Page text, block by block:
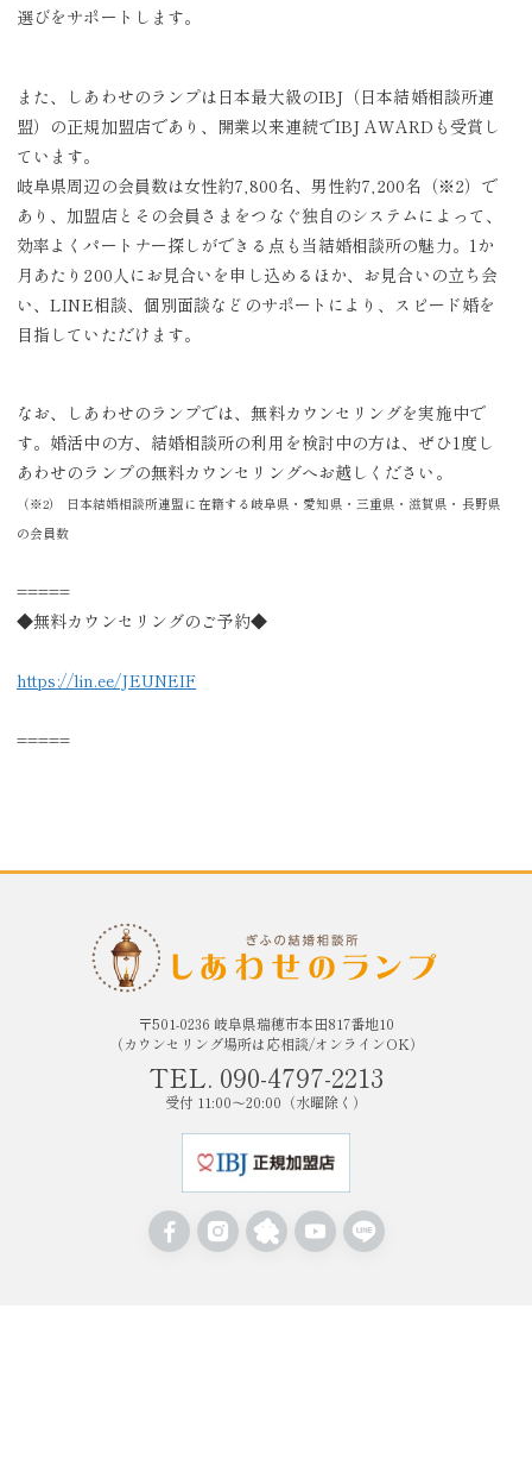
選びをサポートします。
また、しあわせのランプは日本最大級のIBJ（日本結婚相談所連
盟）の正規加盟店であり、開業以来連続でIBJ AWARDも受賞し
ています。
岐阜県周辺の会員数は女性約7,800名、男性約7,200名（※2）で
あり、加盟店とその会員さまをつなぐ独自のシステムによって、
効率よくパートナー探しができる点も当結婚相談所の魅力。1か
月あたり200人にお見合いを申し込めるほか、お見合いの立ち会
い、LINE相談、個別面談などのサポートにより、スピード婚を
目指していただけます。
なお、しあわせのランプでは、無料カウンセリングを実施中で
す。婚活中の方、結婚相談所の利用を検討中の方は、ぜひ1度し
あわせのランプの無料カウンセリングへお越しください。
（※2） 日本結婚相談所連盟に在籍する岐阜県・愛知県・三重県・滋賀県・長野県
の会員数
=====
◆無料カウンセリングのご予約◆
https://lin.ee/JEUNEIF
=====
〒501-0236 岐阜県瑞穂市本田817番地10
（カウンセリング場所は応相談/オンラインOK）
TEL. 090-4797-2213
受付 11:00〜20:00（水曜除く）